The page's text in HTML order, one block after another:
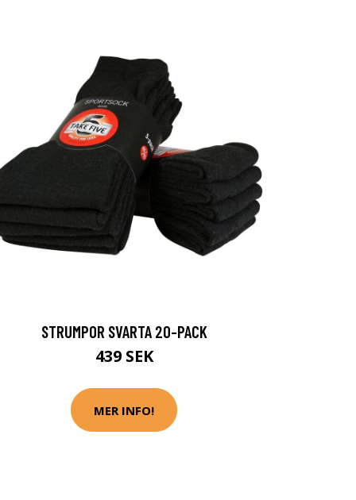
STRUMPOR SVARTA 20-PACK
439 SEK
MER INFO!